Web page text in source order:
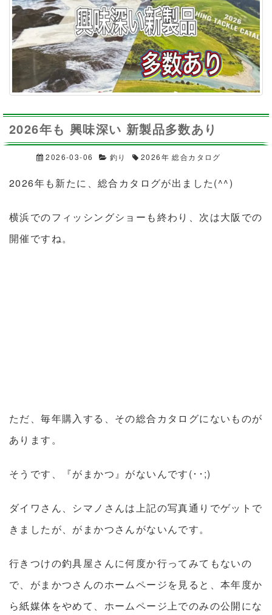
2026年も 興味深い 新製品多数あり
2026-03-06 釣り 2026年 総合カタログ
2026年も新たに、総合カタログが出ました(^^)
横浜でのフィッシングショーも終わり、次は大阪での
開催ですね。
ただ、毎年購入する、その総合カタログにないものが
あります。
そうです、『がまかつ』がないんです(･･;)
ダイワさん、シマノさんは上記の写真通りでゲットで
きましたが、がまかつさんがないんです。
行きつけの釣具屋さんに何度か行ってみてもないの
で、がまかつさんのホームページを見ると、本年度か
ら紙媒体をやめて、ホームページ上でのみの公開にな